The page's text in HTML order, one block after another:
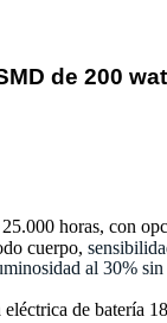
de 200
horas, con
cuerpo,
al 30%
de batería